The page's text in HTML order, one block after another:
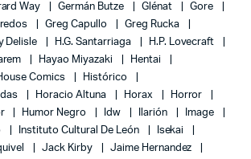
Way Germán Butze Glénat
Gore
Greg Capullo
Greg Rucka
Delisle H.G. Santarriaga
H.P. Lovecraft
Hayao Miyazaki
Hentai
Comics
Histórico
Horacio Altuna Horax
Horror
Humor Negro Idw Ilarión
Image
Instituto Cultural De León
Isekai
Jack Kirby
Jaime Hernandez